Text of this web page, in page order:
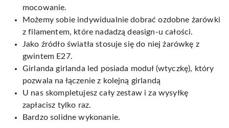
mocowanie.
Możemy sobie indywidualnie dobrać ozdobne żarówki
z filamentem, które nadadzą deasign-u całości.
Jako źródło światła stosuje się do niej żarówkę z
gwintem E27.
Girlanda girlanda led posiada moduł (wtyczkę), który
pozwala na łączenie z kolejną girlandą
U nas skompletujesz cały zestaw i za wysyłkę
zapłacisz tylko raz.
Bardzo solidne wykonanie.